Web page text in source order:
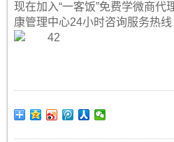
现在加入“一客饭”免费学微商代
康管理中心24小时咨询服务热